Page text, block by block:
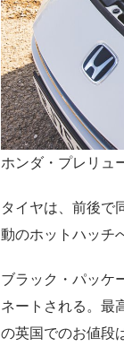
ホンダ・プレリュ
タイヤは、前後で
動のホットハッチ
ブラック・パッケ
ネートされる。最
の英国でのお値段